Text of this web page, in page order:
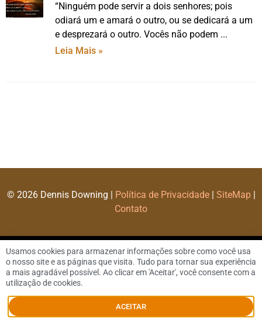
“Ninguém pode servir a dois senhores; pois
odiará um e amará o outro, ou se dedicará a um
e desprezará o outro. Vocês não podem
Leia Mais »
© 2026 Dennis Downing | Política de Privacidade| SiteMap|
Contato
Usamos cookies para armazenar informações sobre como você usa
o nosso site e as páginas que visita. Tudo para tornar sua experiência
a mais agradável possível. Ao clicar em 'Aceitar', você consente com a
utilização de cookies.
ACEITAR